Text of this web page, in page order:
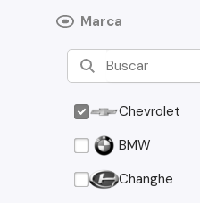
Marca
Chevrolet
BMW
Changhe